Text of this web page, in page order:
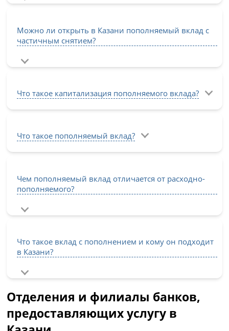
Можно ли открыть в Казани пополняемый вклад с
частичным снятием?
Что такое капитализация пополняемого вклада?
Что такое пополняемый вклад?
Чем пополняемый вклад отличается от расходно-
пополняемого?
Что такое вклад с пополнением и кому он подходит
в Казани?
Отделения и филиалы банков,
предоставляющих услугу в